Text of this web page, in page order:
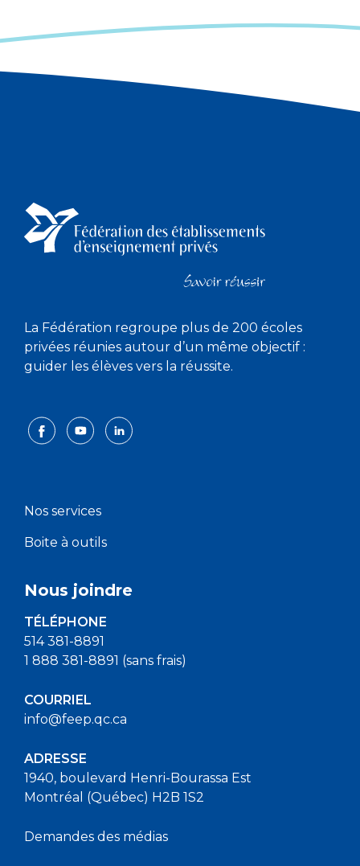
La Fédération regroupe plus de 200 écoles
privées réunies autour d’un même objectif :
guider les élèves vers la réussite.
Nos services
Boite à outils
Nous joindre
TÉLÉPHONE
514 381-8891
1 888 381-8891 (sans frais)
COURRIEL
info@feep.qc.ca
ADRESSE
1940, boulevard Henri-Bourassa Est
Montréal (Québec) H2B 1S2
Demandes des médias